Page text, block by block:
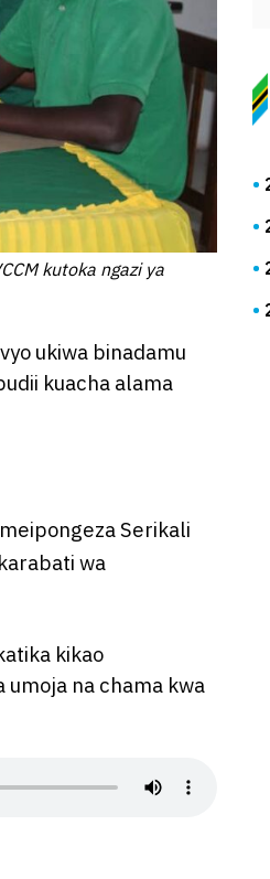
kutoka ngazi ya
ukiwa binadamu
kuacha alama
Serikali
wa
kikao
umoja na chama kwa